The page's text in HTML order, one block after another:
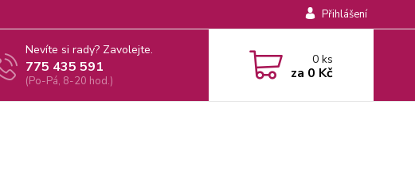
Přihlášení
Nevíte si rady? Zavolejte.
775 435 591
(Po-Pá, 8-20 hod.)
0ks
za 0 Kč